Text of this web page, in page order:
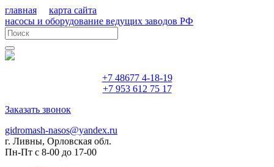
главная
карта сайта
насосы и оборудование ведущих заводов РФ
+7 48677 4-18-19
+7 953 612 75 17
Заказать звонок
gidromash-nasos@yandex.ru
г. Ливны, Орловская обл.
Пн-Пт с 8-00 до 17-00